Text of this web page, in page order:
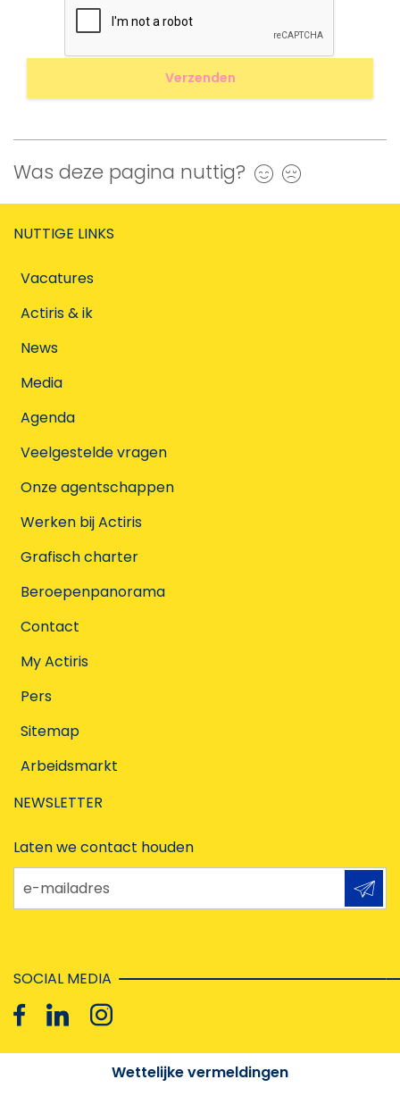
Was deze pagina nuttig? Ja
NUTTIGE LINKS
Vacatures
Actiris & ik
News
Media
Agenda
Veelgestelde vragen
Onze agentschappen
Werken bij Actiris
Grafisch charter
Beroepenpanorama
Contact
My Actiris
Pers
Sitemap
Arbeidsmarkt
NEWSLETTER
Laten we contact houden
e-mailadres
SOCIAL MEDIA
Wettelijke vermeldingen